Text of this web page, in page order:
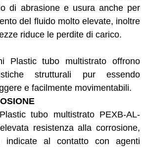
di abrasione e usura anche per
del fluido molto elevate, inoltre
riduce le perdite di carico.
Plastic tubo multistrato offrono
strutturali pur essendo
e facilmente movimentabili.
tubo multistrato PEXB-AL-
resistenza alla corrosione,
indicate al contatto con agenti